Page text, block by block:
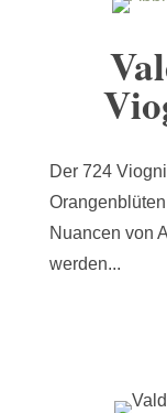
Der 724
Nuancen von
werden...